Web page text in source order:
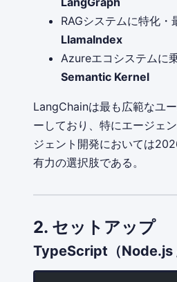
RAGシステムに特化
LlamaIndex
Azureエコシステムに
Semantic Kernel
LangChainは最も広範なユ
ーしており、特にエージェ
ジェント開発においては
有力の選択肢である。
2. セットアップ
TypeScript（Node.js /